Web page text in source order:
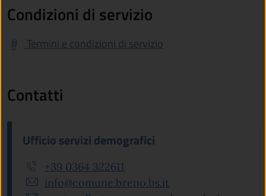
Condizioni di servizio
Termini e condizioni di servizio
Contatti
Ufficio servizi demografici
+39 0364 322611
info@comune.breno.bs.it